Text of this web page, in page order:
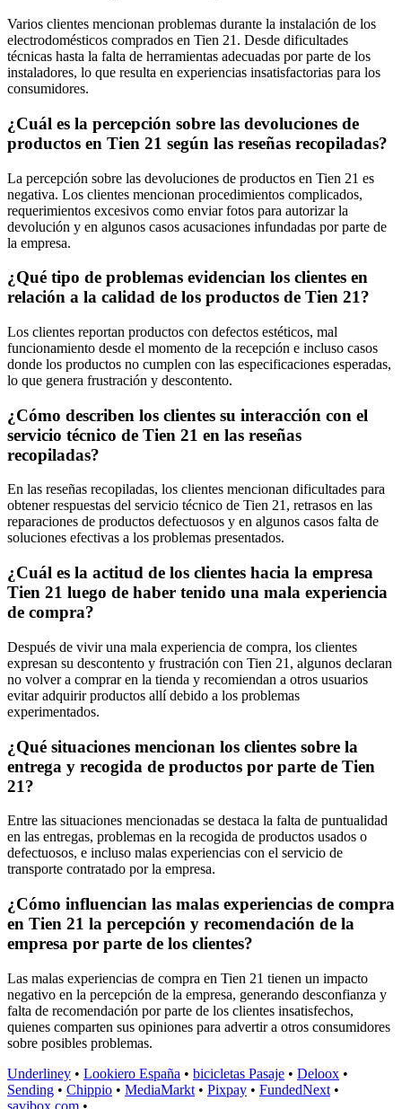
Varios clientes mencionan problemas durante la instalación de los
electrodomésticos comprados en Tien 21. Desde dificultades
técnicas hasta la falta de herramientas adecuadas por parte de los
instaladores, lo que resulta en experiencias insatisfactorias para los
consumidores.
¿Cuál es la percepción sobre las devoluciones de
productos en Tien 21 según las reseñas recopiladas?
La percepción sobre las devoluciones de productos en Tien 21 es
negativa. Los clientes mencionan procedimientos complicados,
requerimientos excesivos como enviar fotos para autorizar la
devolución y en algunos casos acusaciones infundadas por parte de
la empresa.
¿Qué tipo de problemas evidencian los clientes en
relación a la calidad de los productos de Tien 21?
Los clientes reportan productos con defectos estéticos, mal
funcionamiento desde el momento de la recepción e incluso casos
donde los productos no cumplen con las especificaciones esperadas,
lo que genera frustración y descontento.
¿Cómo describen los clientes su interacción con el
servicio técnico de Tien 21 en las reseñas
recopiladas?
En las reseñas recopiladas, los clientes mencionan dificultades para
obtener respuestas del servicio técnico de Tien 21, retrasos en las
reparaciones de productos defectuosos y en algunos casos falta de
soluciones efectivas a los problemas presentados.
¿Cuál es la actitud de los clientes hacia la empresa
Tien 21 luego de haber tenido una mala experiencia
de compra?
Después de vivir una mala experiencia de compra, los clientes
expresan su descontento y frustración con Tien 21, algunos declaran
no volver a comprar en la tienda y recomiendan a otros usuarios
evitar adquirir productos allí debido a los problemas
experimentados.
¿Qué situaciones mencionan los clientes sobre la
entrega y recogida de productos por parte de Tien
21?
Entre las situaciones mencionadas se destaca la falta de puntualidad
en las entregas, problemas en la recogida de productos usados o
defectuosos, e incluso malas experiencias con el servicio de
transporte contratado por la empresa.
¿Cómo influencian las malas experiencias de compra
en Tien 21 la percepción y recomendación de la
empresa por parte de los clientes?
Las malas experiencias de compra en Tien 21 tienen un impacto
negativo en la percepción de la empresa, generando desconfianza y
falta de recomendación por parte de los clientes insatisfechos,
quienes comparten sus opiniones para advertir a otros consumidores
sobre posibles problemas.
Underliney • Lookiero España • bicicletas Pasaje • Deloox •
Sending • Chippio • MediaMarkt • Pixpay • FundedNext •
savibox.com •